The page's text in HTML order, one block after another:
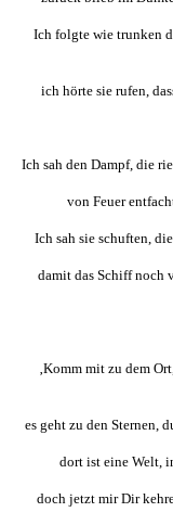
Ich folgte wie trunken
ich hörte sie rufen,
Ich sah den Dampf, die
von Feuer
Ich sah sie schuften,
damit das Schiff noch
‚Komm mit zu dem
es geht zu den Sternen,
dort ist eine Welt,
doch jetzt mir Dir